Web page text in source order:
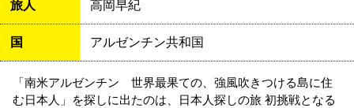
旅人 高岡早紀
国 アルゼンチン共和国
「南米アルゼンチン 世界最果ての、強風吹きつける島に住
む日本人」を探しに出たのは、日本人探しの旅 初挑戦となる